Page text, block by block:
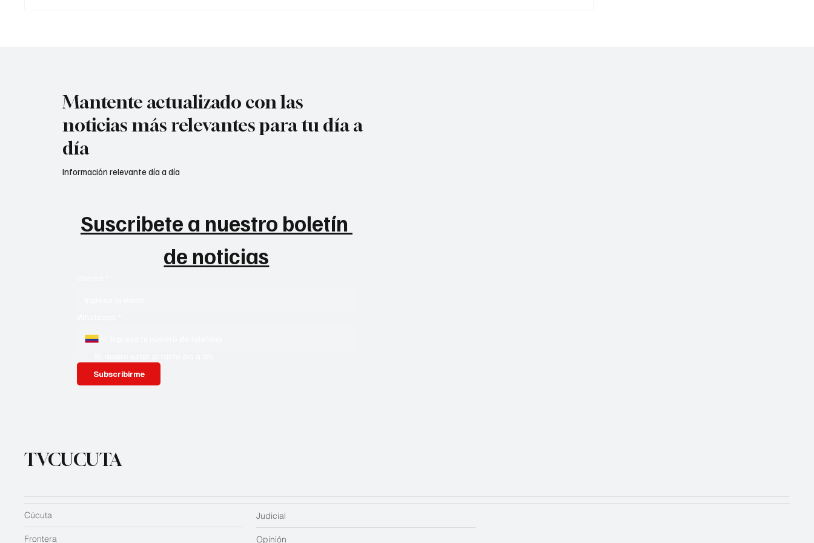
Mantente actualizado con las
noticias más relevantes para tu día a
día
Suscribete a nuestro boletín
de noticias
Subscribirme
Información relevante día a día
TVCUCUTA
Judicial
Opinión
Cúcuta
Frontera